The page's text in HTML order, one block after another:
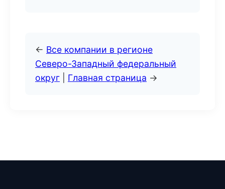
← Все компании в регионе
Северо-Западный федеральный
округ
Главная страница →